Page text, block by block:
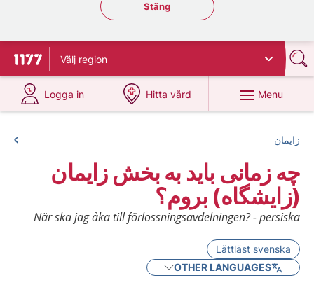
Stäng regionsväljaren
Stäng
To start page for 1177
Välj region
Logga in
at 1177.se
Hitta vård
at 1177.se
Menu
زایمان
چه زمانی باید به بخش زایمان
(زایشگاه) بروم؟
När ska jag åka till förlossningsavdelningen? - persiska
Lättläst svenska
OTHER LANGUAGES